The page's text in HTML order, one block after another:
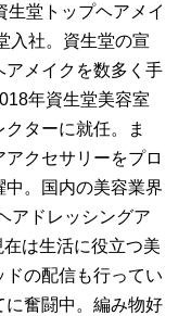
生堂トップヘアメイ
入社。資生堂の宣
メイクを数多く手
年資生堂美容室
ターに就任。ま
クセサリーをプロ
。国内の美容業界
アドレッシングア
は生活に役立つ美
の配信も行ってい
に奮闘中。編み物好